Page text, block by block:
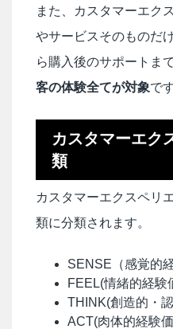
また、カスタマーエク
やサービスそのものだ
ら購入後のサポートま
客の体験全てが対象で
カスタマーエク
類
カスタマーエクスペリ
類に分類されます。
SENSE（感覚的
FEEL(情緒的経験
THINK(創造的・
ACT(肉体的経験